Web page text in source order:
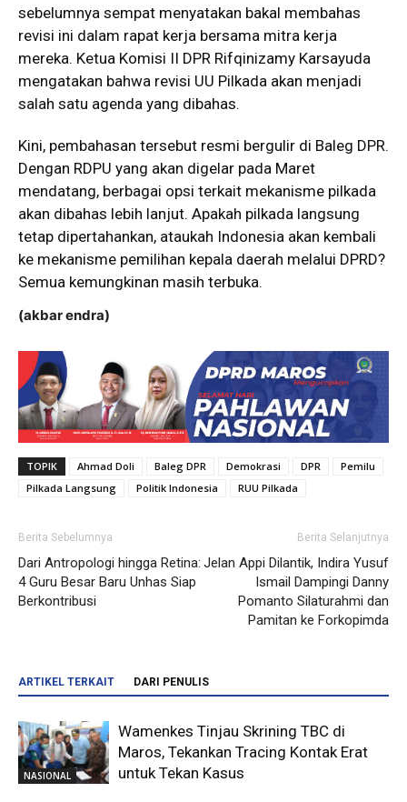
sebelumnya sempat menyatakan bakal membahas
revisi ini dalam rapat kerja bersama mitra kerja
mereka. Ketua Komisi II DPR Rifqinizamy Karsayuda
mengatakan bahwa revisi UU Pilkada akan menjadi
salah satu agenda yang dibahas.
Kini, pembahasan tersebut resmi bergulir di Baleg DPR.
Dengan RDPU yang akan digelar pada Maret
mendatang, berbagai opsi terkait mekanisme pilkada
akan dibahas lebih lanjut. Apakah pilkada langsung
tetap dipertahankan, ataukah Indonesia akan kembali
ke mekanisme pemilihan kepala daerah melalui DPRD?
Semua kemungkinan masih terbuka.
(akbar endra)
TOPIK Ahmad Doli Baleg DPR Demokrasi DPR
Pemilu
Pilkada Langsung
Politik Indonesia RUU Pilkada
Berita Sebelumnya
Dari Antropologi hingga Retina:
4 Guru Besar Baru Unhas Siap
Berkontribusi
Berita Selanjutnya
Jelan Appi Dilantik, Indira Yusuf
Ismail Dampingi Danny
Pomanto Silaturahmi dan
Pamitan ke Forkopimda
ARTIKEL TERKAIT DARI PENULIS
NASIONAL
Wamenkes Tinjau Skrining TBC di
Maros, Tekankan Tracing Kontak Erat
untuk Tekan Kasus